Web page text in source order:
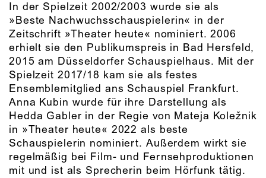
In der Spielzeit 2002/2003 wurde sie als
»Beste Nachwuchsschauspielerin« in der
Zeitschrift »Theater heute« nominiert. 2006
erhielt sie den Publikumspreis in Bad Hersfeld,
2015 am Düsseldorfer Schauspielhaus. Mit der
Spielzeit 2017/18 kam sie als festes
Ensemblemitglied ans Schauspiel Frankfurt.
Anna Kubin wurde für ihre Darstellung als
Hedda Gabler in der Regie von Mateja Koležnik
in »Theater heute« 2022 als beste
Schauspielerin nominiert. Außerdem wirkt sie
regelmäßig bei Film- und Fernsehproduktionen
mit und ist als Sprecherin beim Hörfunk tätig.